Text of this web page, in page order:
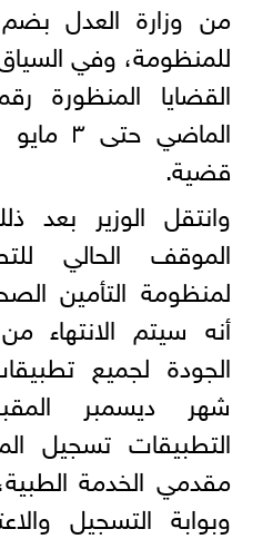
للمنظومة، وفي
القضايا المنظورة
قضية.
وانتقل الوزير بعد
الموقف الحالي
لمنظومة التأمين
أنه سيتم الانتهاء
الجودة لجميع
شهر ديسمبر
التطبيقات تسجيل
مقدمي الخدمة
وبوابة التسجيل